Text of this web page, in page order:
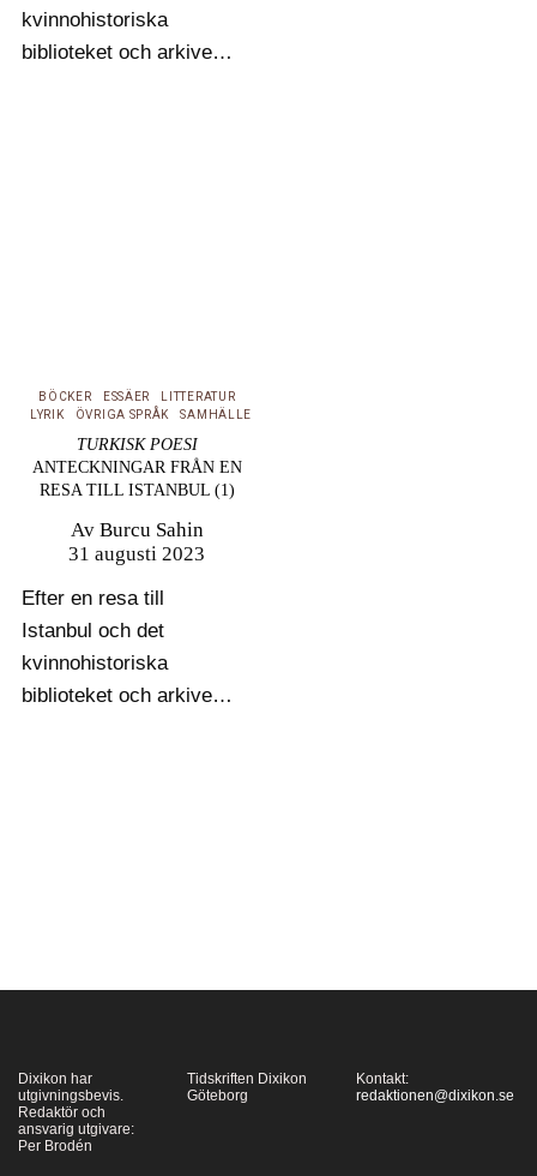
kvinnohistoriska
biblioteket och arkivet
BÖCKER ESSÄER
LITTERATUR
LYRIK
ÖVRIGA SPRÅK SAMHÄLLE
TURKISK POESI
ANTECKNINGAR FRÅN EN
RESA TILL ISTANBUL (1)
Av Burcu Sahin
31 augusti 2023
Efter en resa till
Istanbul och det
kvinnohistoriska
biblioteket och arkivet
seklets Gülten Akın till
Dixikon har
utgivningsbevis.
Redaktör och
ansvarig utgivare:
Per Brodén
Tidskriften Dixikon
Göteborg
Kontakt:
redaktionen@dixikon.se